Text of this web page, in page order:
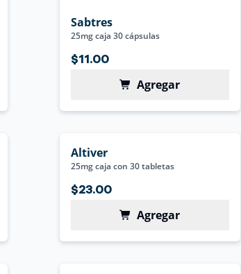
Sabtres
25mg caja 30 cápsulas
$11.00
Agregar
Altiver
25mg caja con 30 tabletas
$23.00
Agregar